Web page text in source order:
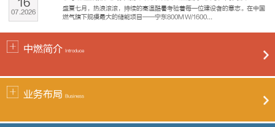
盛夏七月，热浪滚滚，持续的高温酷暑考验着每一位建设者的意志。在中国
燃气旗下规模最大的储能项目——宁东800MW/1600...
07.2026
16
中燃简介 Introduce
业务布局 Business